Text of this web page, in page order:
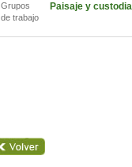
Grupos
de trabajo
Paisaje y